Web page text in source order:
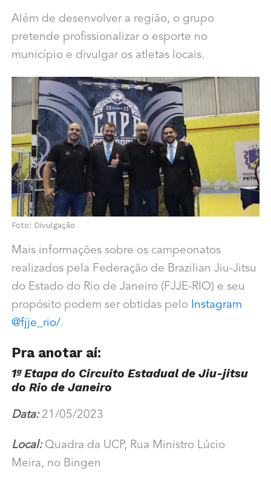
Além de desenvolver a região, o grupo
pretende profissionalizar o esporte no
município e divulgar os atletas locais.
Foto: Divulgação
Mais informações sobre os campeonatos
realizados pela Federação de Brazilian Jiu-Jitsu
do Estado do Rio de Janeiro (FJJE-RIO) e seu
propósito podem ser obtidas pelo Instagram
@fjje_rio/.
Pra anotar aí:
1ª Etapa do Circuito Estadual de Jiu-jitsu
do Rio de Janeiro
Data: 21/05/2023
Local: Quadra da UCP, Rua Ministro Lúcio
Meira, no Bingen